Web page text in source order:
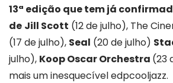
13ª edição que tem já
de Jill Scott (12 de julho), The
(17 de julho), Seal (20 de julho)
julho), Koop Oscar Orchestra (23
mais um inesquecível edpcooljazz.